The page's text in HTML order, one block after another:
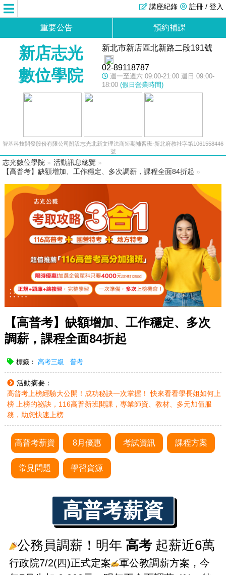
註冊 / 登入
講座紀錄
重要公告 預約補課
新店志光
數位學院
新北市新店區北新路二段191號
02-89118787
週一至週六 09:00-21:00 週日 09:00-
18:00 (假日營業時間)
智基科技開發股份有限公司附設志光北新文理法商短期補習班-新北府教社字第1061558446
號
志光數位學院 » 活動訊息總覽 »
【高普考】缺額增加、工作穩定、多次調薪，課程全面84折起 »
【高普考】缺額增加、工作穩定、多次
調薪，課程全面84折起
標籤： 高考三級 普考
活動摘要：
高普考上榜經驗大公開！成功秘訣一次掌握！ 快來看看學長姐如何上
榜 上榜的祕訣，116高普新班開課，專業師資、教材、多元加值服
務，助您快速上榜
高普考薪資 8月優惠 考試資訊 課程方案
常見問題 學習資源
高普考薪資
公務員調薪！明年 高考 起薪近6萬
行政院7/2(四)正式定案
軍公教調薪方案，今